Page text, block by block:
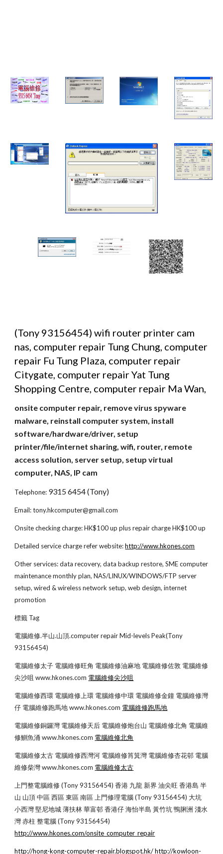
(Tony 93156454) wifi router printer cam
nas, computer repair Tung Chung, computer
repair Fu Tung Plaza, computer repair
Citygate, computer repair Yat Tung
Shopping Centre, computer repair Ma Wan,
onsite computer repair, remove virus spyware
malware, reinstall computer system, install
software/hardware/driver, setup
printer/file/internet sharing, wifi, router, remote
access solution, server setup, setup virtual
computer, NAS, IP cam
Telephone: 9315 6454 (Tony)
Email: tony.hkcomputer@gmail.com
Onsite checking charge: HK$100 up plus repair charge HK$100 up
Detailed service charge refer website: http://www.hkones.com
Other services: data recovery, data backup restore, SME computer
maintenance monthly plan, NAS/LINUX/WINDOWS/FTP server
setup, wired & wireless network setup, web design, internet
promotion
標籤 Tag
電腦維修.半山.山頂.computer repair Mid-levels Peak(Tony
93156454)
電腦維修太子 電腦維修旺角 電腦維修油麻地 電腦維修佐敦 電腦維修
尖沙咀 www.hkones.com 電腦維修尖沙咀
電腦維修西環 電腦維修上環 電腦維修中環 電腦維修金鐘 電腦維修灣
仔 電腦維修跑馬地 www.hkones.com 電腦維修跑馬地
電腦維修銅鑼灣 電腦維修天后 電腦維修炮台山 電腦維修北角 電腦維
修鰂魚涌 www.hkones.com 電腦維修北角
電腦維修太古 電腦維修西灣河 電腦維修筲箕灣 電腦維修杏花邨 電腦
維修柴灣 www.hkones.com 電腦維修太古
上門整電腦維修 (Tony 93156454) 香港 九龍 新界 油尖旺 香港島 半
山 山頂 中區 西區 東區 南區 上門修理電腦 (Tony 93156454) 大坑
小西灣 堅尼地城 薄扶林 華富邨 香港仔 海怡半島 黃竹坑 鴨脷洲 淺水
灣 赤柱 整電腦 (Tony 93156454)
http://www.hkones.com/onsite_computer_repair
http://hong-kong-computer-repair.blogspot.hk/ http://kowloon-